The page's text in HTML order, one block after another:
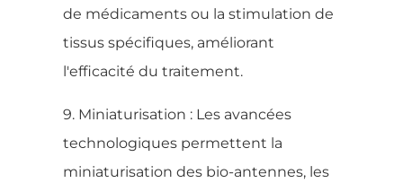
de médicaments ou la stimulation de
tissus spécifiques, améliorant
l'efficacité du traitement.
9. Miniaturisation : Les avancées
technologiques permettent la
miniaturisation des bio-antennes, les